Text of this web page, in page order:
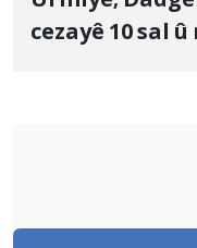
cezayê 10 sal